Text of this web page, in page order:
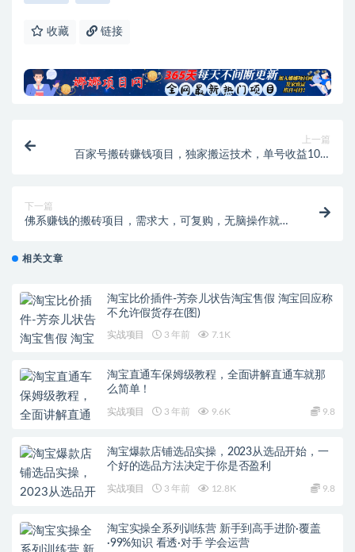
收藏 链接
上一篇
百家号搬砖赚钱项目，独家搬运技术，单号收益100-
下一篇
佛系赚钱的搬砖项目，需求大，可复购，无脑操作就能
相关文章
淘宝比价插件-芳奈儿状告淘宝售假 淘宝回应称
不允许假货存在(图)
实战项目 3 年前 7.1K
淘宝直通车保姆级教程，全面讲解直通车就那
么简单！
实战项目 3 年前 9.6K 9.8
淘宝爆款店铺选品实操，2023从选品开始，一
个好的选品方法决定于你是否盈利
实战项目 3 年前 12.8K 9.8
淘宝实操全系列训练营 新手到高手进阶·覆盖
·99%知识 看透·对手 学会运营